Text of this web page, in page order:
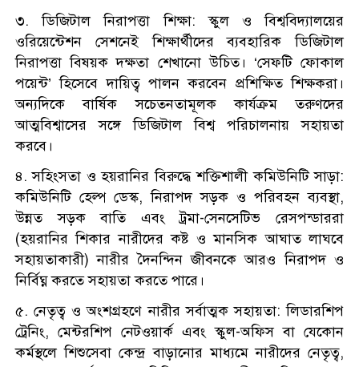
৩. ডিজিটাল নিরাপত্তা শিক্ষা: স্কুল ও বিশ্ববিদ্যালয়ের
ওরিয়েন্টেশন সেশনেই শিক্ষার্থীদের ব্যবহারিক ডিজিটাল
নিরাপত্তা বিষয়ক দক্ষতা শেখানো উচিত। ‘সেফটি ফোকাল
পয়েন্ট’ হিসেবে দায়িত্ব পালন করবেন প্রশিক্ষিত শিক্ষকরা।
অন্যদিকে বার্ষিক সচেতনতামূলক কার্যক্রম তরুণদের
আত্মবিশ্বাসের সঙ্গে ডিজিটাল বিশ্ব পরিচালনায় সহায়তা
করবে।
৪. সহিংসতা ও হয়রানির বিরুদ্ধে শক্তিশালী কমিউনিটি সাড়া:
কমিউনিটি হেল্প ডেস্ক, নিরাপদ সড়ক ও পরিবহন ব্যবস্থা,
উন্নত সড়ক বাতি এবং ট্রমা-সেনসেটিভ রেসপন্ডাররা
(হয়রানির শিকার নারীদের কষ্ট ও মানসিক আঘাত লাঘবে
সহায়তাকারী) নারীর দৈনন্দিন জীবনকে আরও নিরাপদ ও
নির্বিঘ্ন করতে সহায়তা করতে পারে।
৫. নেতৃত্ব ও অংশগ্রহণে নারীর সর্বাত্মক সহায়তা: লিডারশিপ
ট্রেনিং, মেন্টরশিপ নেটওয়ার্ক এবং স্কুল-অফিস বা যেকোন
কর্মস্থলে শিশুসেবা কেন্দ্র বাড়ানোর মাধ্যমে নারীদের নেতৃত্ব,